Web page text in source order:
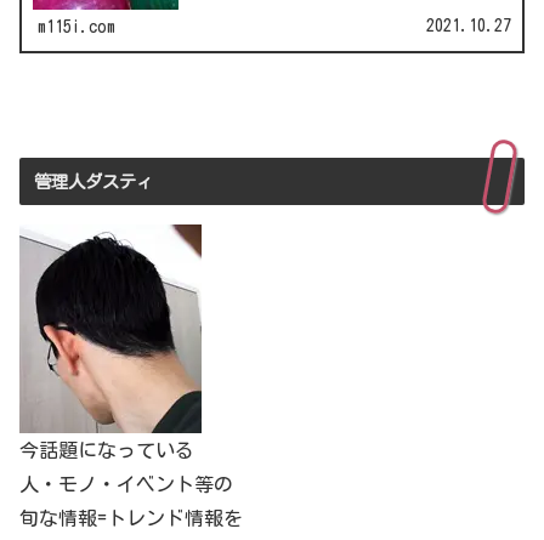
m115i.com 2021.10.27
管理人ダスティ
今話題になっている
人・モノ・イベント等の
旬な情報=トレンド情報を